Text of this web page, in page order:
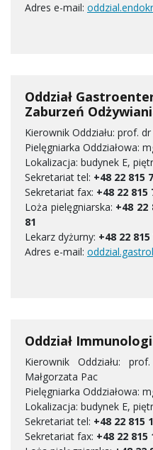
Adres e-mail:
Oddział
Zaburzeń
Kierownik Oddziału: prof.
Pielęgniarka Oddziałowa:
Lokalizacja: budynek E,
Sekretariat tel: +48 22 815
Sekretariat fax: +48 22 815
Loża pielęgniarska: +48 22
81
Lekarz dyżurny: +48 22 815
Adres e-mail:
Oddział
Kierownik Oddziału:
Małgorzata Pac
Pielęgniarka Oddziałowa:
Lokalizacja: budynek E,
Sekretariat tel: +48 22 815
Sekretariat fax: +48 22 815